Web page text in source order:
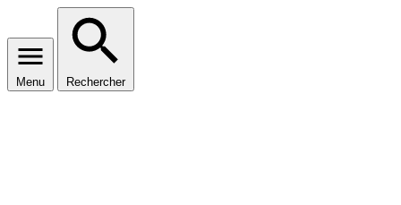
Menu Rechercher